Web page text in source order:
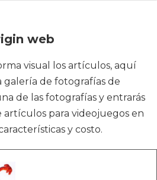
web
visual los artículos, aquí
galería de fotografías de
de las fotografías y entrarás
artículos para videojuegos en
y costo.